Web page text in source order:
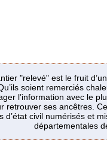
"relevé" est le fruit
soient remerciés
l’information avec le
retrouver ses ancêtres.
d’état civil numérisés et
départementales